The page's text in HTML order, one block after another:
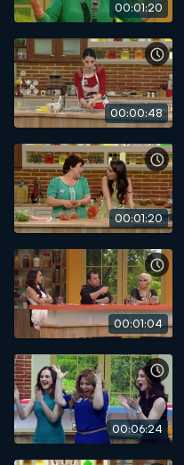
00:01:20
00:00:48
00:01:20
00:01:04
00:06:24